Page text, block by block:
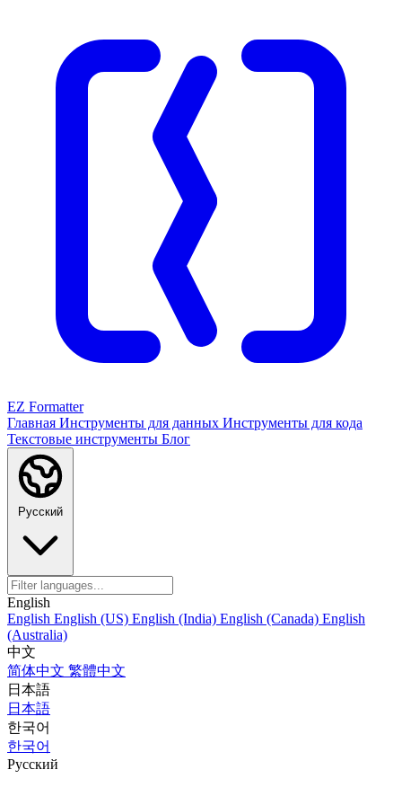
EZ Formatter
Главная Инструменты для данных Инструменты для кода
Текстовые инструменты Блог
Русский
English
English English (US) English (India) English (Canada) English
(Australia)
中文
简体中文 繁體中文
日本語
日本語
한국어
한국어
Русский